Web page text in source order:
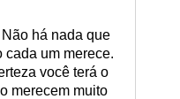
há nada que
cada um merece.
você terá o
merecem muito